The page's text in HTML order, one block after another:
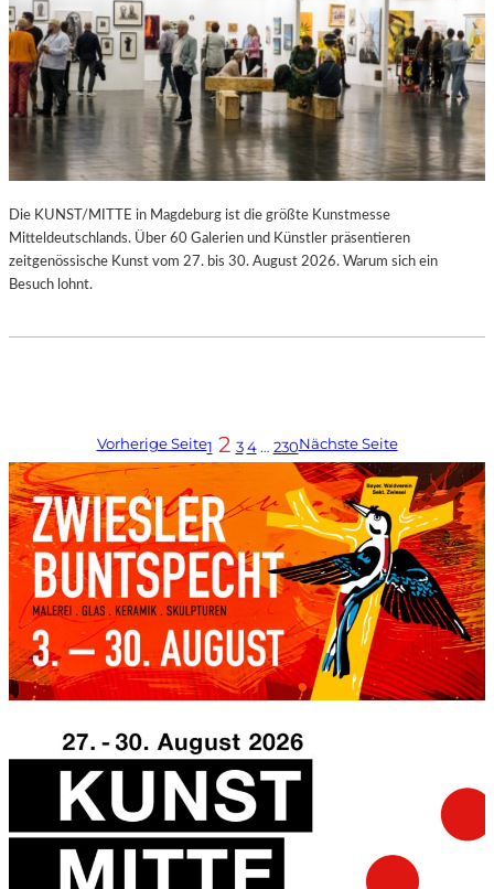
Die KUNST/MITTE in Magdeburg ist die größte Kunstmesse
Mitteldeutschlands. Über 60 Galerien und Künstler präsentieren
zeitgenössische Kunst vom 27. bis 30. August 2026. Warum sich ein
Besuch lohnt.
Vorherige Seite1 2 3 4 … 230Nächste Seite